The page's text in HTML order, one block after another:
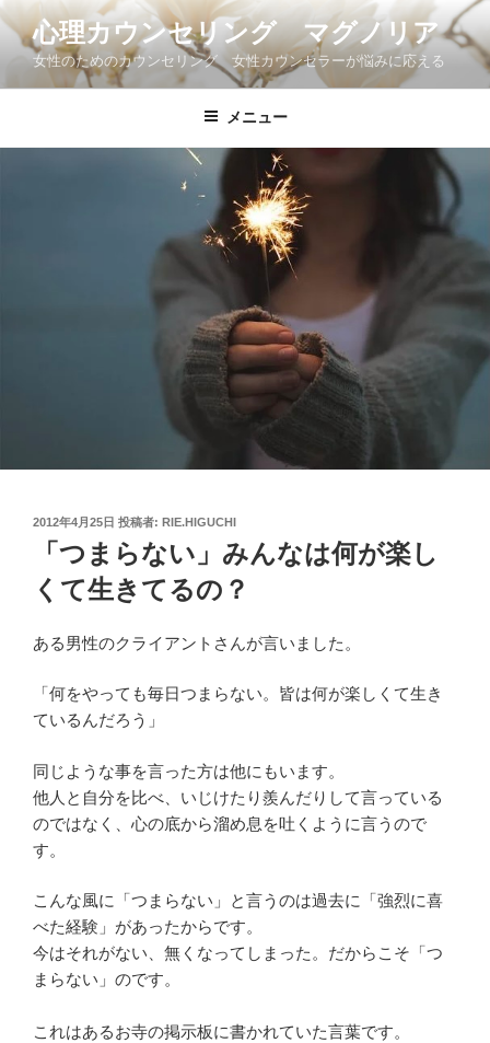
コ
ン
ン
心理カウンセリング マグノリア
女性のためのカウンセリング 女性カウンセラーが悩みに応える
メニュー
投
2012年4月25日 投稿者: RIE.HIGUCHI
「つまらない」みんなは何が楽し
くて生きてるの？
ある男性のクライアントさんが言いました。
「何をやっても毎日つまらない。皆は何が楽しくて生き
ているんだろう」
同じような事を言った方は他にもいます。
他人と自分を比べ、いじけたり羨んだりして言っている
のではなく、心の底から溜め息を吐くように言うので
す。
こんな風に「つまらない」と言うのは過去に「強烈に喜
べた経験」があったからです。
今はそれがない、無くなってしまった。だからこそ「つ
まらない」のです。
これはあるお寺の掲示板に書かれていた言葉です。